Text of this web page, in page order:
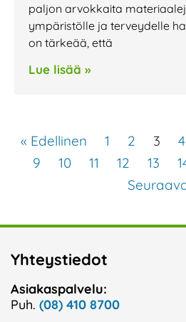
paljon arvokkaita
ympäristölle ja terveydelle
on tärkeää, että
Lue lisää »
« Edellinen 1 2 3 4
9
10 11 12 13
Yhteystiedot
Asiakaspalvelu:
Puh. (08) 410 8700